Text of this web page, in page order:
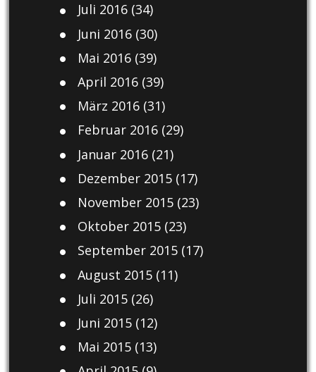
Juli 2016(34)
Juni 2016(30)
Mai 2016(39)
April 2016(39)
März 2016(31)
Februar 2016(29)
Januar 2016(21)
Dezember 2015(17)
November 2015(23)
Oktober 2015(23)
September 2015(17)
August 2015(11)
Juli 2015(26)
Juni 2015(12)
Mai 2015(13)